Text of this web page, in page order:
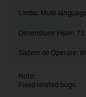
Limba: Multi-language
Dimensiune Fişier:
Sistem de Operare:
Note:
Fixed related bugs.